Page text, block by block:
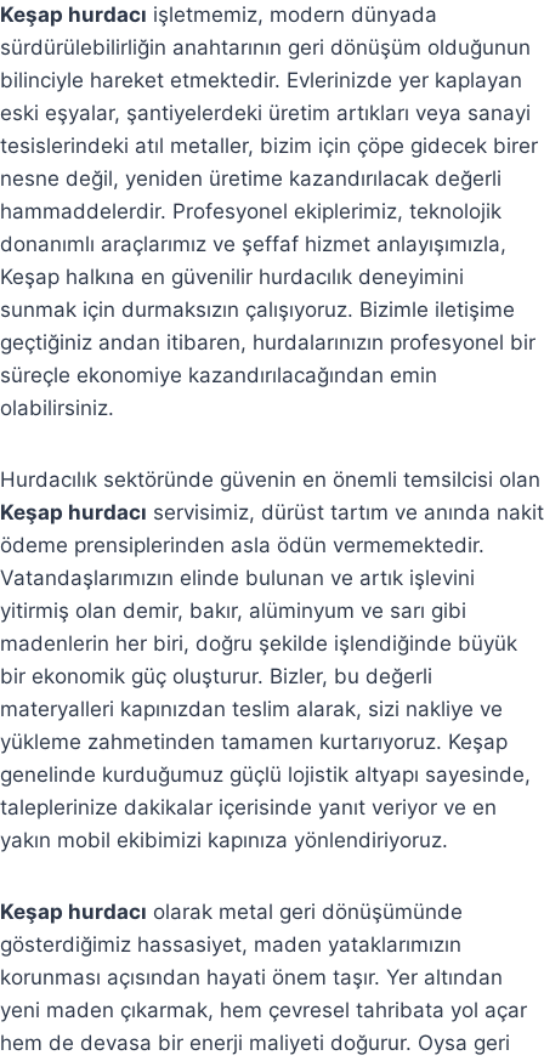
Keşap hurdacı işletmemiz, modern dünyada
sürdürülebilirliğin anahtarının geri dönüşüm olduğunun
bilinciyle hareket etmektedir. Evlerinizde yer kaplayan
eski eşyalar, şantiyelerdeki üretim artıkları veya sanayi
tesislerindeki atıl metaller, bizim için çöpe gidecek birer
nesne değil, yeniden üretime kazandırılacak değerli
hammaddelerdir. Profesyonel ekiplerimiz, teknolojik
donanımlı araçlarımız ve şeffaf hizmet anlayışımızla,
Keşap halkına en güvenilir hurdacılık deneyimini
sunmak için durmaksızın çalışıyoruz. Bizimle iletişime
geçtiğiniz andan itibaren, hurdalarınızın profesyonel bir
süreçle ekonomiye kazandırılacağından emin
olabilirsiniz.
Hurdacılık sektöründe güvenin en önemli temsilcisi olan
Keşap hurdacı servisimiz, dürüst tartım ve anında nakit
ödeme prensiplerinden asla ödün vermemektedir.
Vatandaşlarımızın elinde bulunan ve artık işlevini
yitirmiş olan demir, bakır, alüminyum ve sarı gibi
madenlerin her biri, doğru şekilde işlendiğinde büyük
bir ekonomik güç oluşturur. Bizler, bu değerli
materyalleri kapınızdan teslim alarak, sizi nakliye ve
yükleme zahmetinden tamamen kurtarıyoruz. Keşap
genelinde kurduğumuz güçlü lojistik altyapı sayesinde,
taleplerinize dakikalar içerisinde yanıt veriyor ve en
yakın mobil ekibimizi kapınıza yönlendiriyoruz.
Keşap hurdacı olarak metal geri dönüşümünde
gösterdiğimiz hassasiyet, maden yataklarımızın
korunması açısından hayati önem taşır. Yer altından
yeni maden çıkarmak, hem çevresel tahribata yol açar
hem de devasa bir enerji maliyeti doğurur. Oysa geri